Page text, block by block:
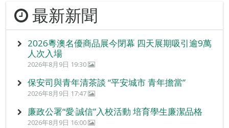
最新新聞
2026粵澳名優商品展今閉幕 四天展期吸引逾9萬
人次入場
2026年8月9日 19:30
保安司與青年清茶談 “平安城市 青年擔當”
2026年8月9日 17:47
廉政公署“愛‧誠信”入校活動 培育學生廉潔品格
2026年8月9日 16:00